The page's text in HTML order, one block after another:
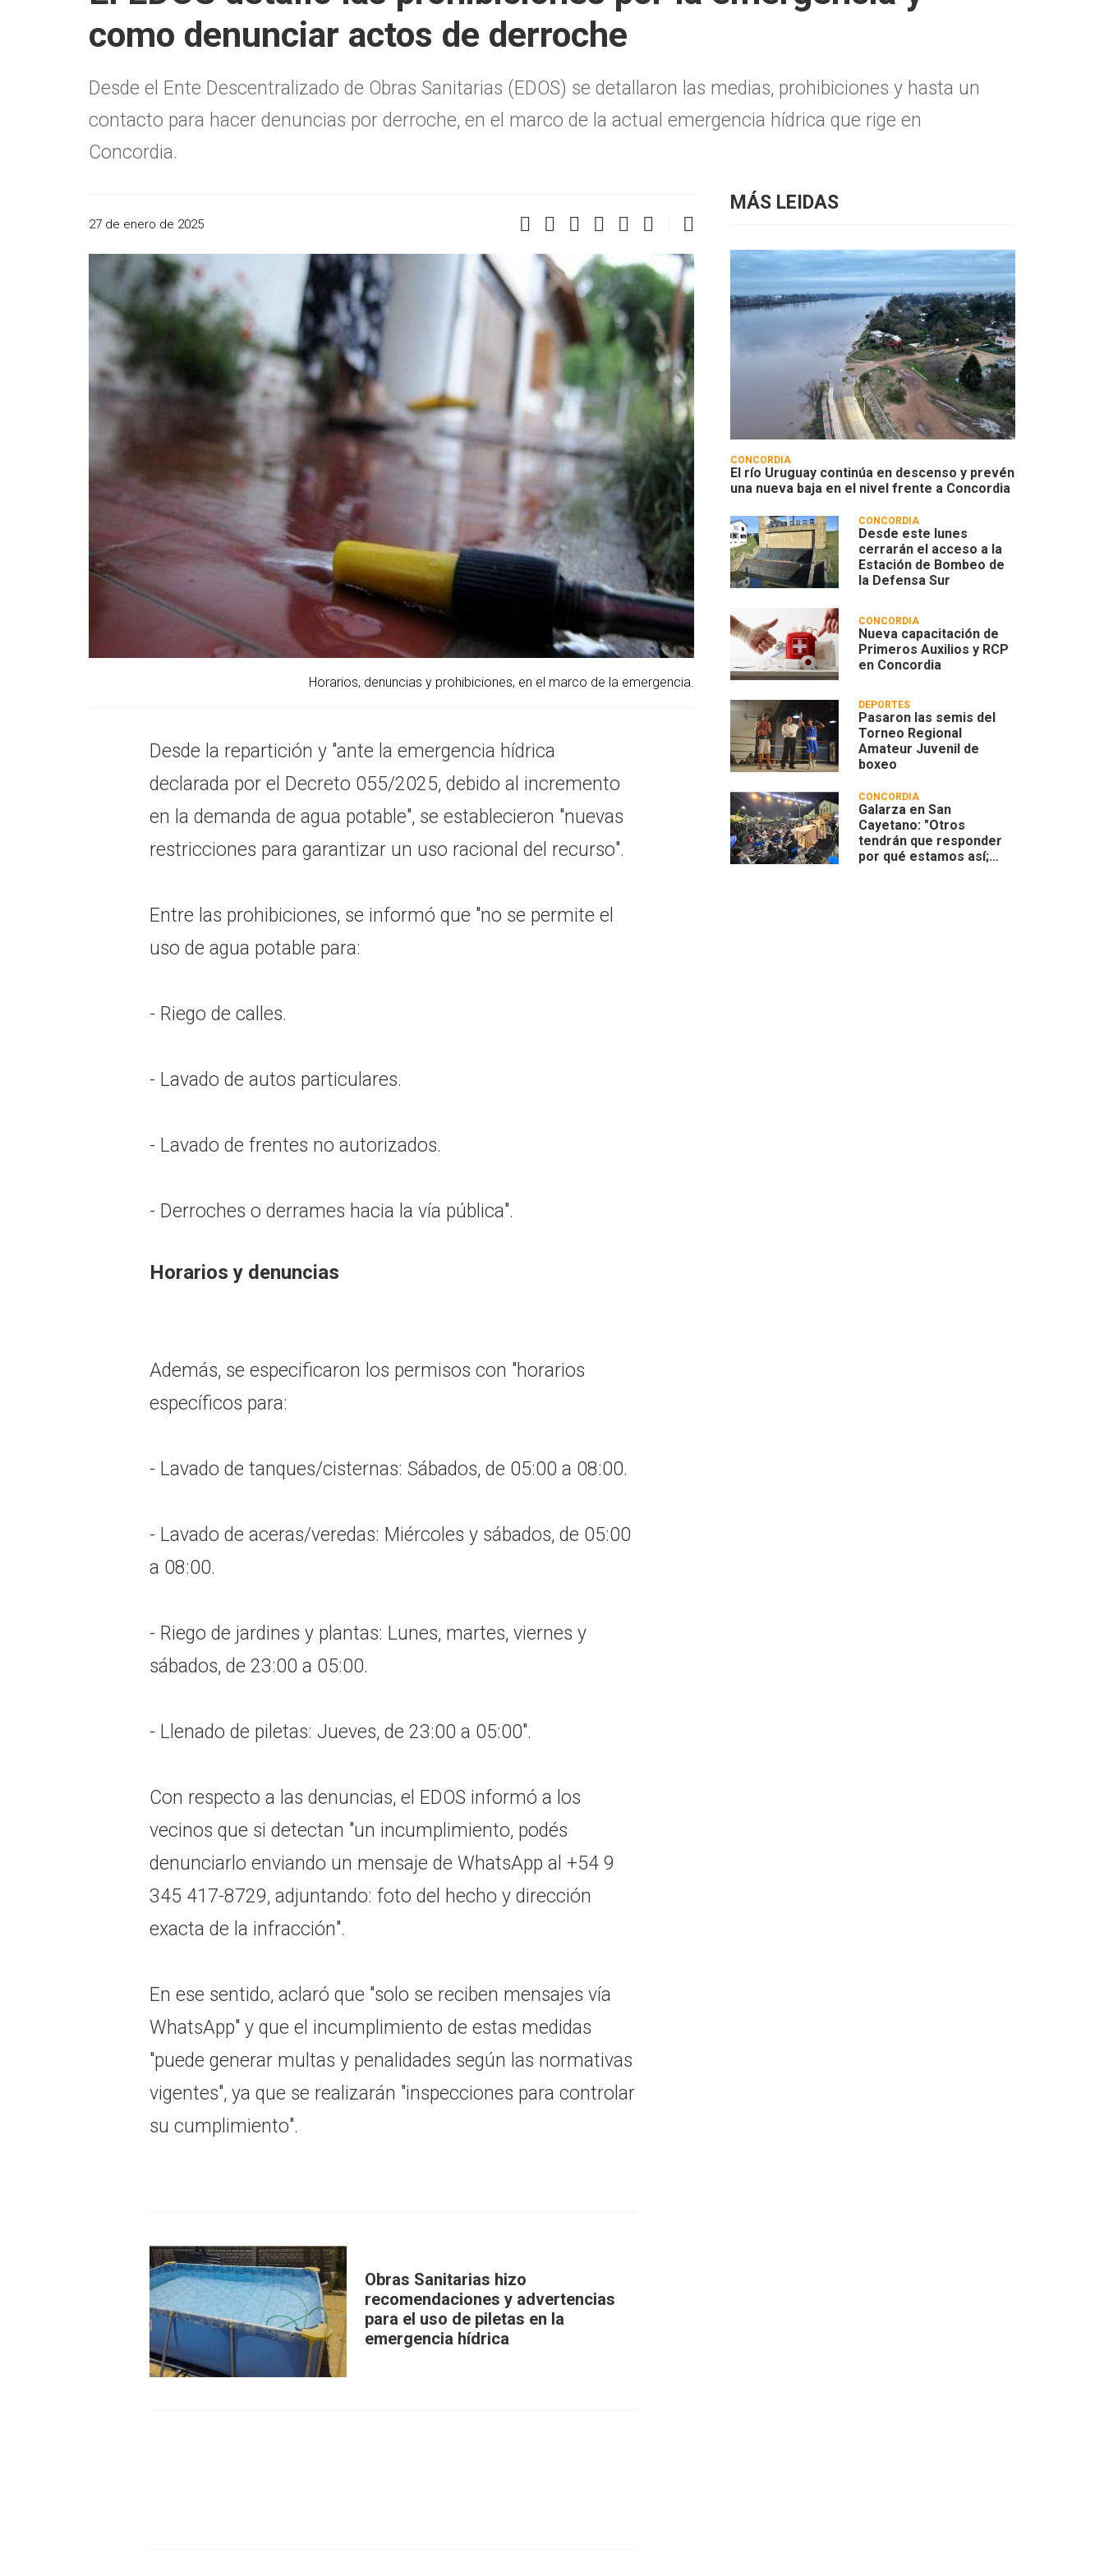
como denunciar actos de derroche
Desde el Ente Descentralizado de Obras Sanitarias (EDOS) se detallaron las medias, prohibiciones y hasta un
contacto para hacer denuncias por derroche, en el marco de la actual emergencia hídrica que rige en
Concordia.
27 de enero de 2025
Horarios, denuncias y prohibiciones, en el marco de la emergencia.
Desde la repartición y "ante la emergencia hídrica
declarada por el Decreto 055/2025, debido al incremento
en la demanda de agua potable", se establecieron "nuevas
restricciones para garantizar un uso racional del recurso".
Entre las prohibiciones, se informó que "no se permite el
uso de agua potable para:
- Riego de calles.
- Lavado de autos particulares.
- Lavado de frentes no autorizados.
- Derroches o derrames hacia la vía pública".
Horarios y denuncias
Además, se especificaron los permisos con "horarios
específicos para:
- Lavado de tanques/cisternas: Sábados, de 05:00 a 08:00.
- Lavado de aceras/veredas: Miércoles y sábados, de 05:00
a 08:00.
- Riego de jardines y plantas: Lunes, martes, viernes y
sábados, de 23:00 a 05:00.
- Llenado de piletas: Jueves, de 23:00 a 05:00".
Con respecto a las denuncias, el EDOS informó a los
vecinos que si detectan "un incumplimiento, podés
denunciarlo enviando un mensaje de WhatsApp al +54 9
345 417-8729, adjuntando: foto del hecho y dirección
exacta de la infracción".
En ese sentido, aclaró que "solo se reciben mensajes vía
WhatsApp" y que el incumplimiento de estas medidas
"puede generar multas y penalidades según las normativas
vigentes", ya que se realizarán "inspecciones para controlar
su cumplimiento".
Obras Sanitarias hizo
recomendaciones y advertencias
para el uso de piletas en la
emergencia hídrica
MÁS LEIDAS
CONCORDIA
El río Uruguay continúa en descenso y prevén
una nueva baja en el nivel frente a Concordia
CONCORDIA
Desde este lunes
cerrarán el acceso a la
Estación de Bombeo de
la Defensa Sur
CONCORDIA
Nueva capacitación de
Primeros Auxilios y RCP
en Concordia
DEPORTES
Pasaron las semis del
Torneo Regional
Amateur Juvenil de
boxeo
CONCORDIA
Galarza en San
Cayetano: "Otros
tendrán que responder
por qué estamos así;